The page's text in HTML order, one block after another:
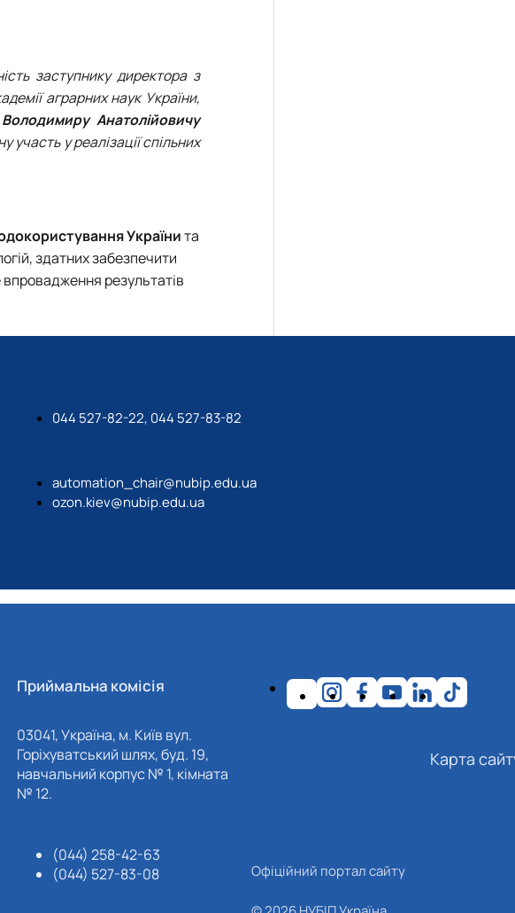
заступнику директора з
аграрних наук України,
Володимиру Анатолійовичу
у реалізації спільних
Українита
здатних забезпечити
результатів
044 527-82-22, 044 527-83-82
automation_chair@nubip.edu.ua
ozon.kiev@nubip.edu.ua
Приймальна комісія
03041, Україна, м. Київ вул.
Горіхуватський шлях, буд. 19,
навчальний корпус № 1, кімната
№ 12.
(044) 258-42-63
(044) 527-83-08
Карта
Офіційний портал сайту